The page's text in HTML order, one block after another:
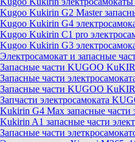
Kugoo Kukirin G2 Master
Kugoo Kukirin G4
Kugoo Kukirin C1 pro
Kugoo Kukirin G3
Электросамокат и запасные
Запасные части KUGOO
Запасные части
Запасные части KUGOO
Запчасти электросамоката
Kukirin G4 Max запасные части
Kukirin A1 запасные части
Запасные части